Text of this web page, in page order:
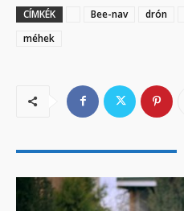
CÍMKÉK Bee-nav drón
méhek